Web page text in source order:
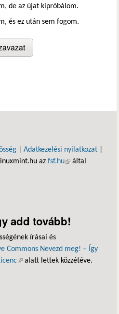
de az újat kipróbálom.
és ez után sem fogom.
Adatkezelési nyilatkozat
az fsf.hu(külső hivatkozás)
által
add tovább!
írásai és
Commons Nevezd meg! – Így
(külső hivatkozás)
alatt lettek közzétéve.